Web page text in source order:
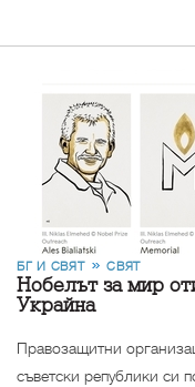
БГ И СВЯТ СВЯТ
Нобелът за мир
Украйна
Правозащитни
съветски републики си